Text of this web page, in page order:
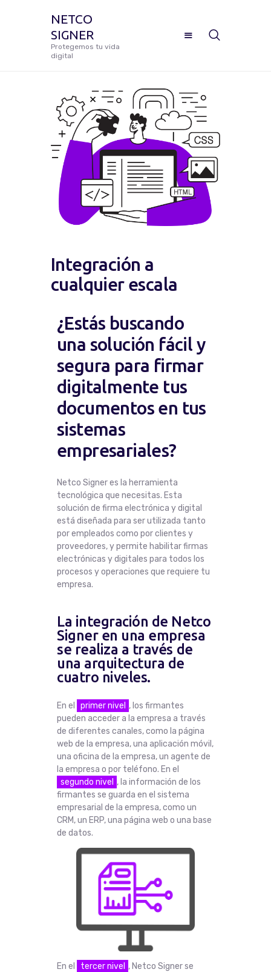
NETCO
SIGNER
Protegemos tu vida
digital
NETCO SIGNER
Manual De Uso Netco Signer
¿Cómo Configurar Tu Firma
Digital Certificada?
Preguntas Frecuentes
Integración a
cualquier escala
¿Estás buscando
una solución fácil y
segura para firmar
digitalmente tus
documentos en tus
sistemas
empresariales?
Netco Signer es la herramienta
tecnológica que necesitas. Esta
solución de firma electrónica y digital
está diseñada para ser utilizada tanto
por empleados como por clientes y
proveedores, y permite habilitar firmas
electrónicas y digitales para todos los
procesos y operaciones que requiere tu
empresa.
La integración de Netco
Signer en una empresa
se realiza a través de
una arquitectura de
cuatro niveles.
En el primer nivel , los firmantes
pueden acceder a la empresa a través
de diferentes canales, como la página
web de la empresa, una aplicación móvil,
una oficina de la empresa, un agente de
la empresa o por teléfono. En el
segundo nivel , la información de los
firmantes se guarda en el sistema
empresarial de la empresa, como un
CRM, un ERP, una página web o una base
de datos.
En el tercer nivel , Netco Signer se